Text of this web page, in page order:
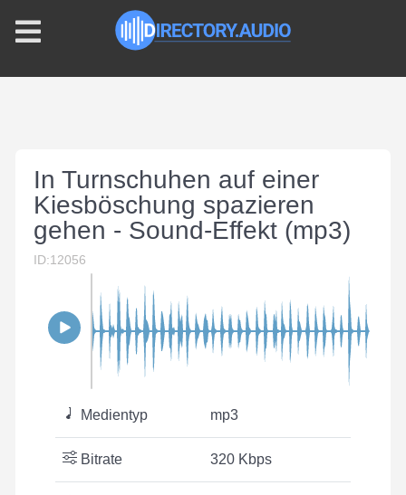
In Turnschuhen auf einer
Kiesböschung spazieren
gehen - Sound-Effekt (mp3)
ID:12056
Medientyp mp3
Bitrate 320 Kbps